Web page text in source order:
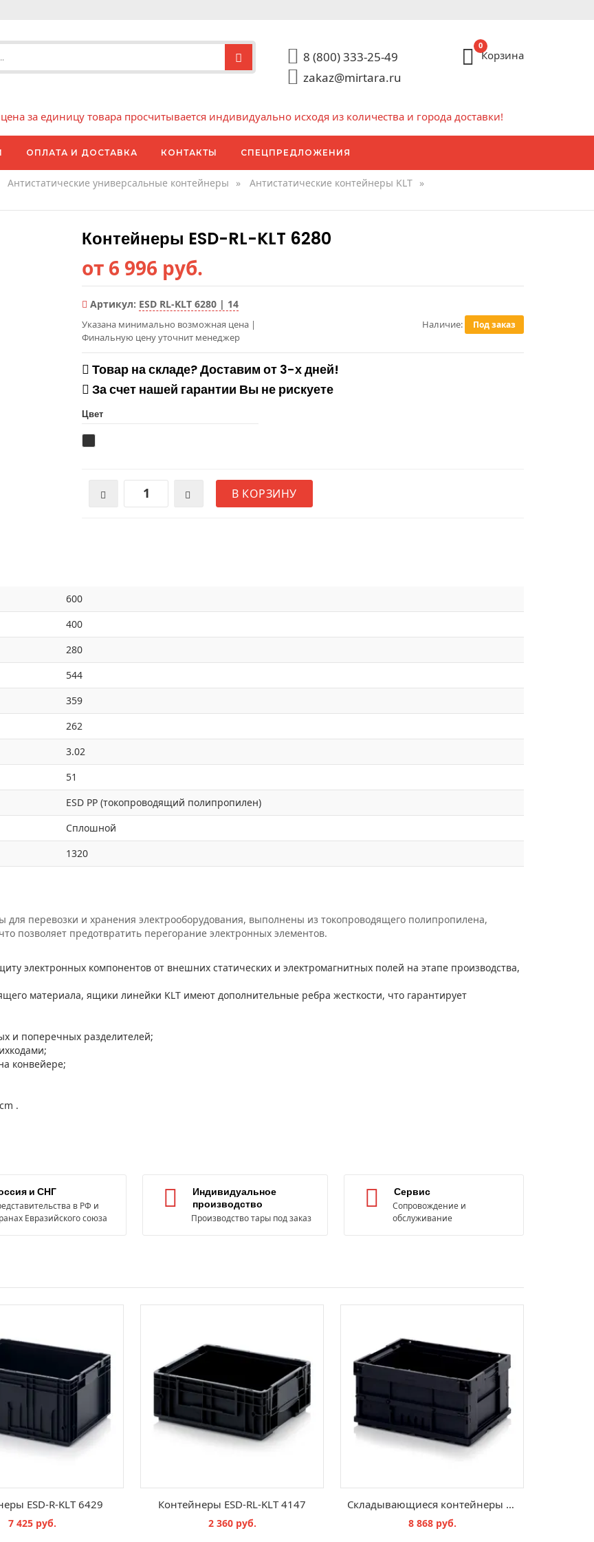
8 (800) 333-25-49
zakaz@mirtara.ru
0
Корзина
за единицу товара просчитывается индивидуально исходя из количества и города доставки!
ОПЛАТА И ДОСТАВКА КОНТАКТЫ СПЕЦПРЕДЛОЖЕНИЯ
Антистатические универсальные контейнеры » Антистатические контейнеры KLT »
Контейнеры ESD-RL-KLT 6280
от 6 996 руб.
Артикул: ESD RL-KLT 6280 | 14
Указана минимально возможная цена |
Финальную цену уточнит менеджер
Наличие: Под заказ
Товар на складе? Доставим от 3-х дней!
За счет нашей гарантии Вы не рискуете
Цвет
В КОРЗИНУ
600
400
280
544
359
262
3.02
51
ESD PP (токопроводящий полипропилен)
Сплошной
1320
для перевозки и хранения электрооборудования, выполнены из токопроводящего полипропилена,
позволяет предотвратить перегорание электронных элементов.
электронных компонентов от внешних статических и электромагнитных полей на этапе производства,
материала, ящики линейки KLT имеют дополнительные ребра жесткости, что гарантирует
и поперечных разделителей;
конвейере;
.
и СНГ
в РФ и
Евразийского союза
Индивидуальное
производство
Производство тары под заказ
Сервис
Сопровождение и
обслуживание
ESD-R-KLT 6429
7 425 руб.
Контейнеры ESD-RL-KLT 4147
2 360 руб.
Складывающиеся контейнеры ESD-KLT
8 868 руб.